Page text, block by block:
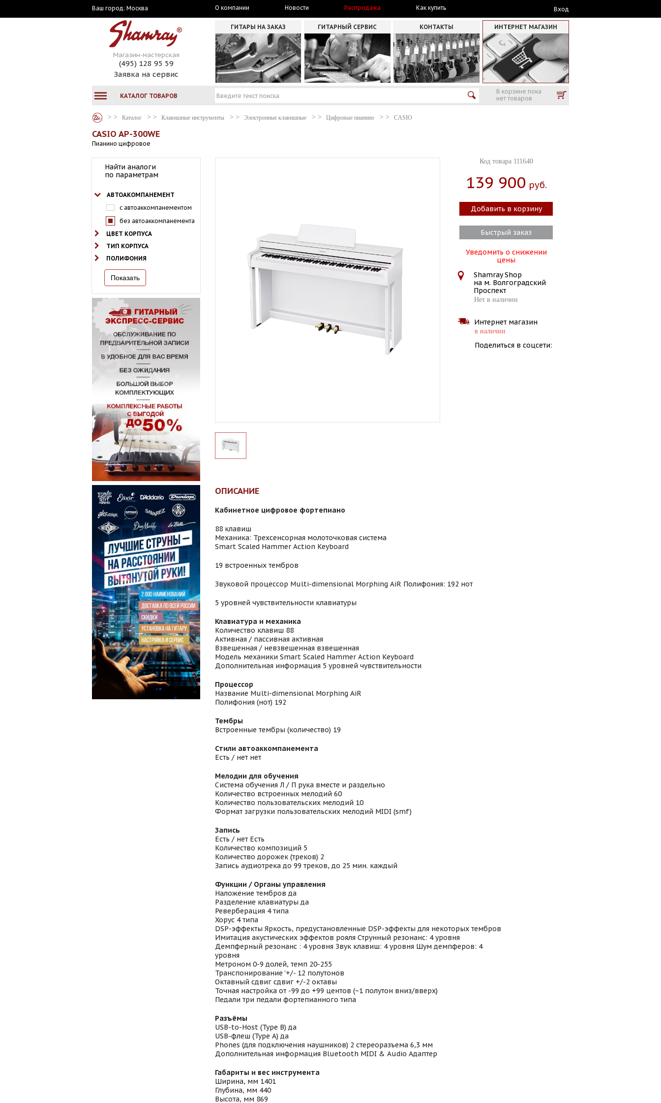
Ваш город: Москва О компании Новости Распродажа Как купить Вход
Магазин-мастерская
(495) 128 95 59
Заявка на сервис
ГИТАРЫ НА ЗАКАЗ ГИТАРНЫЙ СЕРВИС КОНТАКТЫ ИНТЕРНЕТ МАГАЗИН
КАТАЛОГ ТОВАРОВ
В корзине пока
нет товаров
Каталог Клавишные инструменты Электронные клавишные Цифровые пианино CASIO
CASIO AP-300WE
Пианино цифровое
Найти аналоги
по параметрам
АВТОАКОМПАНЕМЕНТ
с автоаккомпанементом
без автоаккомпанемента
ЦВЕТ КОРПУСА
ТИП КОРПУСА
ПОЛИФОНИЯ
Код товара 111640
139 900 Руб.
Добавить в корзину
Быстрый заказ
Уведомить о снижении
цены
Shamray Shop
на м. Волгоградский
Проспект
Нет в наличии
Интернет магазин
в наличии
Поделиться в соцсети:
ОПИСАНИЕ
Кабинетное цифровое фортепиано
88 клавиш
Механика: Трехсенсорная молоточковая система
Smart Scaled Hammer Action Keyboard
19 встроенных тембров
Звуковой процессор Multi-dimensional Morphing AiR Полифония: 192 нот
5 уровней чувствительности клавиатуры
Клавиатура и механика
Количество клавиш 88
Активная / пассивная активная
Взвешенная / невзвешенная взвешенная
Модель механики Smart Scaled Hammer Action Keyboard
Дополнительная информация 5 уровней чувствительности
Процессор
Название Multi-dimensional Morphing AiR
Полифония (нот) 192
Тембры
Встроенные тембры (количество) 19
Стили автоаккомпанемента
Есть / нет нет
Мелодии для обучения
Система обучения Л / П рука вместе и раздельно
Количество встроенных мелодий 60
Количество пользовательских мелодий 10
Формат загрузки пользовательских мелодий MIDI (smf)
Запись
Есть / нет Есть
Количество композиций 5
Количество дорожек (треков) 2
Запись аудиотрека до 99 треков, до 25 мин. каждый
Функции / Органы управления
Наложение тембров да
Разделение клавиатуры да
Реверберация 4 типа
Хорус 4 типа
DSP-эффекты Яркость, предустановленные DSP-эффекты для некоторых тембров
Имитация акустических эффектов рояля Струнный резонанс: 4 уровня
Демпферный резонанс : 4 уровня Звук клавиш: 4 уровня Шум демпферов: 4
уровня
Метроном 0-9 долей, темп 20-255
Транспонирование '+/- 12 полутонов
Октавный сдвиг сдвиг +/-2 октавы
Точная настройка от -99 до +99 центов (~1 полутон вниз/вверх)
Педали три педали фортепианного типа
Разъёмы
USB-to-Host (Type B) да
USB-флеш (Type A) да
Phones (для подключения наушников) 2 стереоразъема 6,3 мм
Дополнительная информация Bluetooth MIDI & Audio Адаптер
Габариты и вес инструмента
Ширина, мм 1401
Глубина, мм 440
Высота, мм 869